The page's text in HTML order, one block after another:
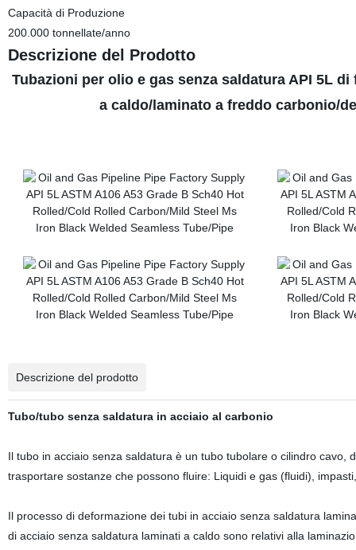
Capacità di Produzione
200.000 tonnellate/anno
Descrizione del Prodotto
Tubazioni per olio e gas senza saldatura API 5L
a caldo/laminato a freddo carbonio/
Descrizione del prodotto
Tubo/tubo senza saldatura in acciaio al carbonio
Il tubo in acciaio senza saldatura è un tubo tubolare o cilindro
trasportare sostanze che possono fluire: Liquidi e gas (fluidi),
Il processo di deformazione dei tubi in acciaio senza saldatura
di acciaio senza saldatura laminati a caldo sono relativi alla